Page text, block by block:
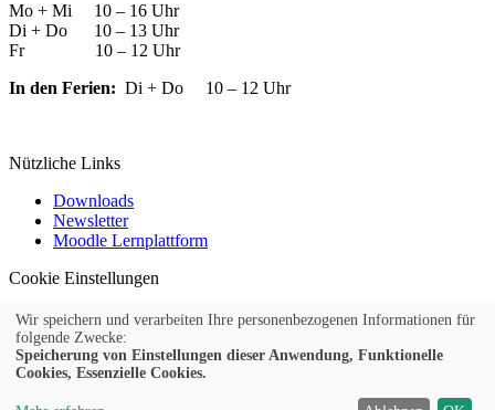
Mo + Mi 10 – 16 Uhr
Di + Do 10 – 13 Uhr
Fr 10 – 12 Uhr
In den Ferien: Di + Do 10 – 12 Uhr
Nützliche Links
Downloads
Newsletter
Moodle Lernplattform
Cookie Einstellungen
Widerrufsformular
© 2026 Kufer Software GmbH
Impressum
Wir speichern und verarbeiten Ihre personenbezogenen Informationen für
folgende Zwecke:
Speicherung von Einstellungen dieser Anwendung, Funktionelle
Cookies, Essenzielle Cookies.